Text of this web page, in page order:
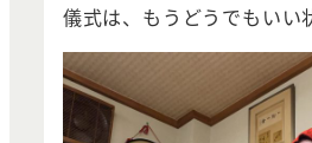
儀式は、もうどうでもいい